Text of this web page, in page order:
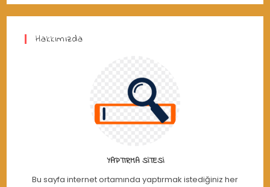
Hakkımızda
YAPTIRMA SITESI
Bu sayfa internet ortamında yaptırmak istediğiniz her